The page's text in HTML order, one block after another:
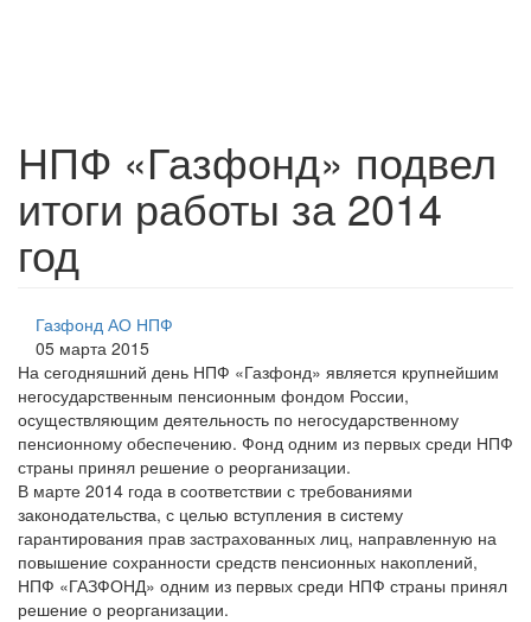
НПФ «Газфонд» подвел
итоги работы за 2014
год
Газфонд АО НПФ
05 марта 2015
На сегодняшний день НПФ «Газфонд» является крупнейшим
негосударственным пенсионным фондом России,
осуществляющим деятельность по негосударственному
пенсионному обеспечению. Фонд одним из первых среди НПФ
страны принял решение о реорганизации.
В марте 2014 года в соответствии с требованиями
законодательства, с целью вступления в систему
гарантирования прав застрахованных лиц, направленную на
повышение сохранности средств пенсионных накоплений,
НПФ «ГАЗФОНД» одним из первых среди НПФ страны принял
решение о реорганизации.